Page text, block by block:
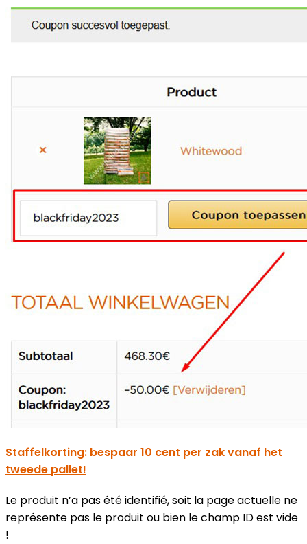
Staffelkorting: bespaar 10 cent per zak vanaf het
tweede pallet!
Le produit n’a pas été identifié, soit la page actuelle ne
représente pas le produit ou bien le champ ID est vide
!